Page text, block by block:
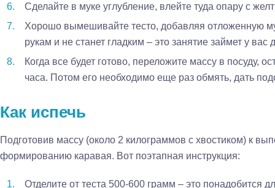
Сделайте в муке углубление, влейте туда опару с
Хорошо вымешивайте тесто, добавляя отложенную
рукам и не станет гладким – это занятие займет у вас
Когда все будет готово, переложите массу в посуду,
часа. Потом его необходимо еще раз обмять, дать
Как испечь
Подготовив массу (около 2 килограммов с хвостиком) к
формированию каравая. Вот поэтапная инструкция:
Отделите от теста 500-600 грамм – это понадобится